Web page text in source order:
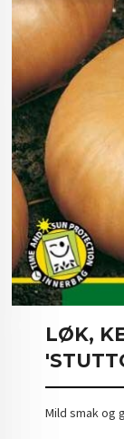
LØK,
Mild smak og